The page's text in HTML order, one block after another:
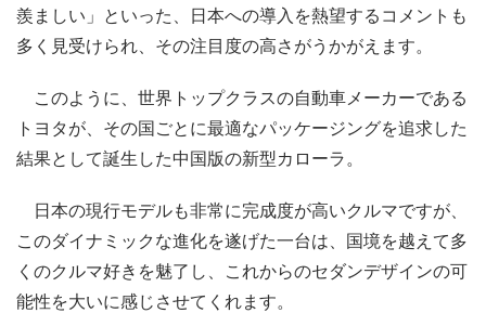
羨ましい」といった、日本への導入を熱望するコメントも
多く見受けられ、その注目度の高さがうかがえます。
このように、世界トップクラスの自動車メーカーである
トヨタが、その国ごとに最適なパッケージングを追求した
結果として誕生した中国版の新型カローラ。
日本の現行モデルも非常に完成度が高いクルマですが、
このダイナミックな進化を遂げた一台は、国境を越えて多
くのクルマ好きを魅了し、これからのセダンデザインの可
能性を大いに感じさせてくれます。